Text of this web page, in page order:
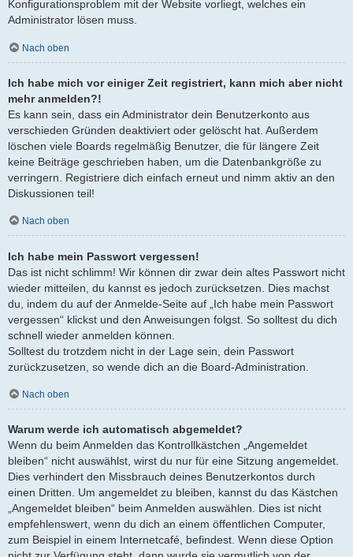
Konfigurationsproblem mit der Website vorliegt, welches ein
Administrator lösen muss.
Nach oben
Ich habe mich vor einiger Zeit registriert, kann mich aber nicht
mehr anmelden?!
Es kann sein, dass ein Administrator dein Benutzerkonto aus
verschieden Gründen deaktiviert oder gelöscht hat. Außerdem
löschen viele Boards regelmäßig Benutzer, die für längere Zeit
keine Beiträge geschrieben haben, um die Datenbankgröße zu
verringern. Registriere dich einfach erneut und nimm aktiv an den
Diskussionen teil!
Nach oben
Ich habe mein Passwort vergessen!
Das ist nicht schlimm! Wir können dir zwar dein altes Passwort nicht
wieder mitteilen, du kannst es jedoch zurücksetzen. Dies machst
du, indem du auf der Anmelde-Seite auf „Ich habe mein Passwort
vergessen“ klickst und den Anweisungen folgst. So solltest du dich
schnell wieder anmelden können.
Solltest du trotzdem nicht in der Lage sein, dein Passwort
zurückzusetzen, so wende dich an die Board-Administration.
Nach oben
Warum werde ich automatisch abgemeldet?
Wenn du beim Anmelden das Kontrollkästchen „Angemeldet
bleiben“ nicht auswählst, wirst du nur für eine Sitzung angemeldet.
Dies verhindert den Missbrauch deines Benutzerkontos durch
einen Dritten. Um angemeldet zu bleiben, kannst du das Kästchen
„Angemeldet bleiben“ beim Anmelden auswählen. Dies ist nicht
empfehlenswert, wenn du dich an einem öffentlichen Computer,
zum Beispiel in einem Internetcafé, befindest. Wenn diese Option